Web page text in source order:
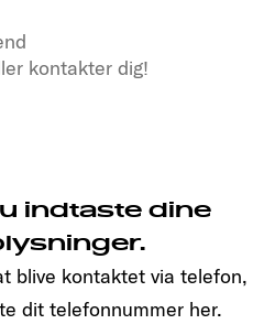
kontakter dig!
det:
indtaste dine
blive kontaktet via telefon,
dit telefonnummer her.